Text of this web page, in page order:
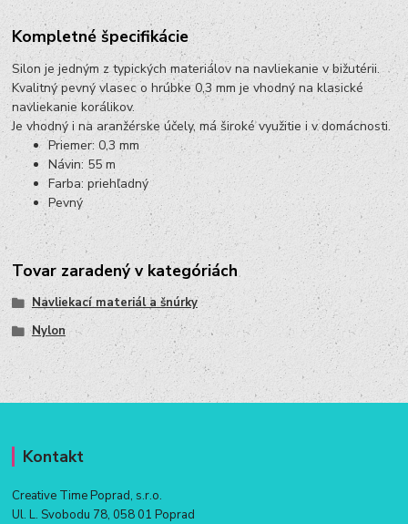
Kompletné špecifikácie
Silon je jedným z typických materiálov na navliekanie v bižutérii.
Kvalitný pevný vlasec o hrúbke 0,3 mm je vhodný na klasické
navliekanie korálikov.
Je vhodný i na aranžérske účely, má široké využitie i v domácnosti.
Priemer: 0,3 mm
Návin: 55 m
Farba: priehľadný
Pevný
Tovar zaradený v kategóriách
Navliekací materiál a šnúrky
Nylon
Kontakt
Creative Time Poprad, s.r.o.
Ul. L. Svobodu 78, 058 01 Poprad